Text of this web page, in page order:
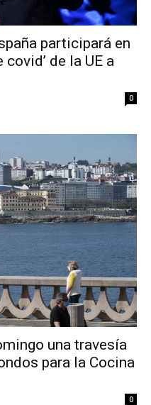
participará en
de la UE a
0
una travesía
para la Cocina
0